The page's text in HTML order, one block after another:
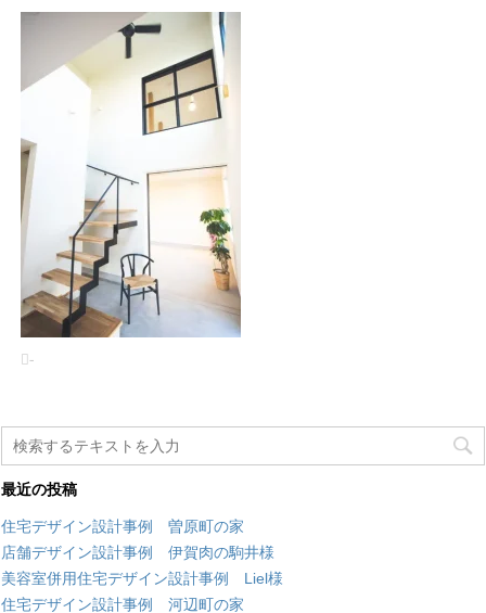
-
最近の投稿
住宅デザイン設計事例 曽原町の家
店舗デザイン設計事例 伊賀肉の駒井様
美容室併用住宅デザイン設計事例 Liel様
住宅デザイン設計事例 河辺町の家